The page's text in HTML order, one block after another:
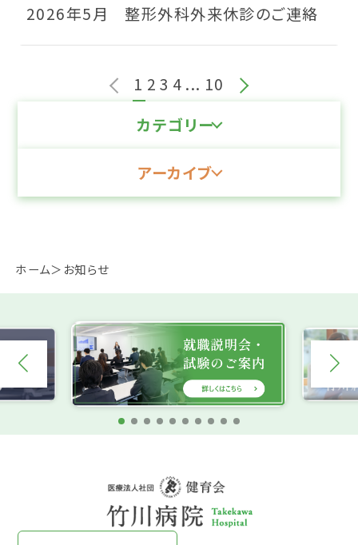
ホーム お知らせ
カテゴリー
アーカイブ
2026年5月 整形外科外来休診のご連絡
1 2 3 4 ... 10